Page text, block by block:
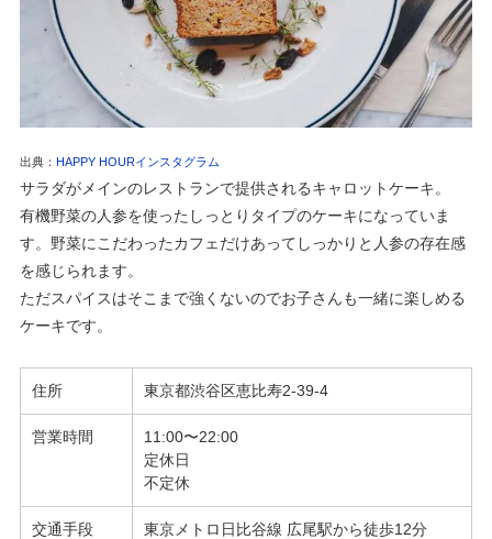
出典： HAPPY HOURインスタグラム
サラダがメインのレストランで提供されるキャロットケーキ。
有機野菜の人参を使ったしっとりタイプのケーキになっていま
す。野菜にこだわったカフェだけあってしっかりと人参の存在感
を感じられます。
ただスパイスはそこまで強くないのでお子さんも一緒に楽しめる
ケーキです。
住所 東京都渋谷区恵比寿2-39-4
営業時間
11:00〜22:00
定休日
不定休
交通手段
東京メトロ日比谷線 広尾駅から徒歩12分